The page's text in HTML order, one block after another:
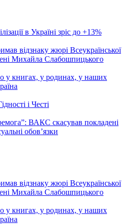
в Україні зріс до +13%
відзнаку жюрі Всеукраїнської
Михайла Слабошпицького
у книгах, у родинах, у наших
і Честі
ВАКС скасував покладені
обов’язки
відзнаку жюрі Всеукраїнської
Михайла Слабошпицького
у книгах, у родинах, у наших